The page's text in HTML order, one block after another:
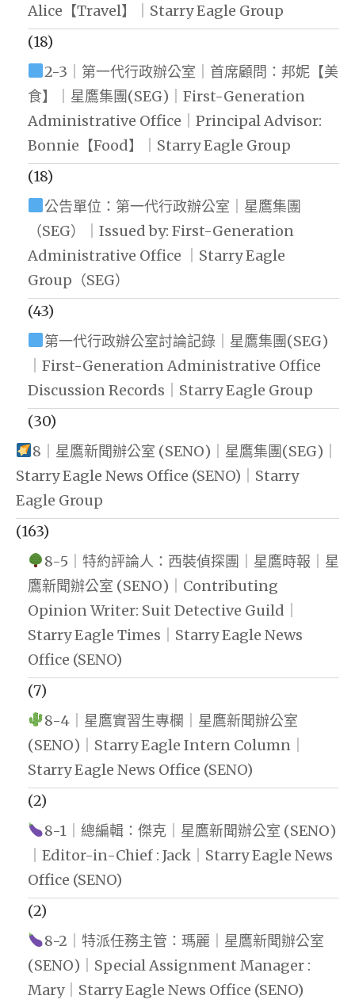
Alice【Travel】｜Starry Eagle Group
(18)
2-3｜第一代行政辦公室｜首席顧問：邦妮【美
食】｜星鷹集團(SEG)｜First-Generation
Administrative Office｜Principal Advisor:
Bonnie【Food】｜Starry Eagle Group
(18)
公告單位：第一代行政辦公室｜星鷹集團
（SEG）｜Issued by: First-Generation
Administrative Office ｜Starry Eagle
Group（SEG）
(43)
第一代行政辦公室討論記錄｜星鷹集團(SEG)
｜First-Generation Administrative Office
Discussion Records｜Starry Eagle Group
(30)
8｜星鷹新聞辦公室 (SENO)｜星鷹集團(SEG)｜
Starry Eagle News Office (SENO)｜Starry
Eagle Group
(163)
8-5｜特約評論人：西裝偵探團｜星鷹時報｜星
鷹新聞辦公室 (SENO)｜Contributing
Opinion Writer: Suit Detective Guild｜
Starry Eagle Times｜Starry Eagle News
Office (SENO)
(7)
8-4｜星鷹實習生專欄｜星鷹新聞辦公室
(SENO)｜Starry Eagle Intern Column｜
Starry Eagle News Office (SENO)
(2)
8-1｜總編輯：傑克｜星鷹新聞辦公室 (SENO)
｜Editor-in-Chief : Jack｜Starry Eagle News
Office (SENO)
(2)
8-2｜特派任務主管：瑪麗｜星鷹新聞辦公室
(SENO)｜Special Assignment Manager :
Mary｜Starry Eagle News Office (SENO)